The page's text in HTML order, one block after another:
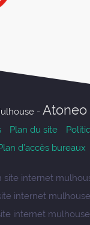
- Atoneo
Plan du site
d’accès bureaux
site internet
internet
internet